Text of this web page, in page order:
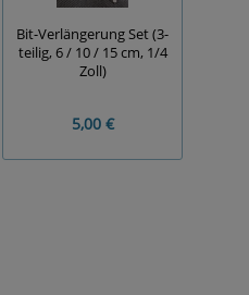
Bit-Verlängerung Set (3-
teilig, 6 / 10 / 15 cm, 1/4
Zoll)
5,00 €